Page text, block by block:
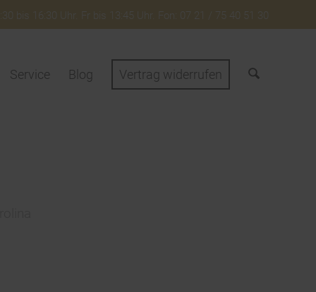
bis 16:30 Uhr. Fr bis 13:45 Uhr. Fon: 07 21 / 75 40 51 30
Service Blog Vertrag widerrufen